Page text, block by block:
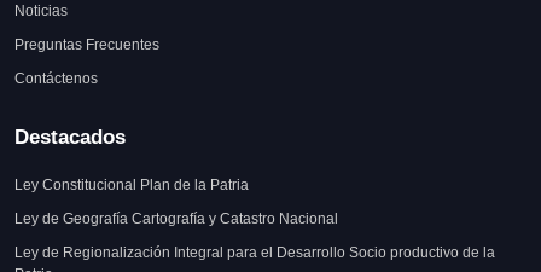
Noticias
Preguntas Frecuentes
Contáctenos
Destacados
Ley Constitucional Plan de la Patria
Ley de Geografía Cartografía y Catastro Nacional
Ley de Regionalización Integral para el Desarrollo Socio productivo de la